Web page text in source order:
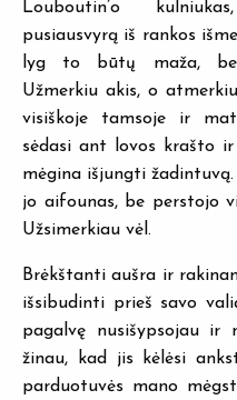
Louboutin’o
pusiausvyrą iš rankos
lyg to būtų maža,
Užmerkiu akis, o
visiškoje tamsoje ir
sėdasi ant lovos krašto
mėgina išjungti žadintuvą.
jo aifounas, be perstojo
Užsimerkiau vėl.
Brėkštanti aušra ir
išsibudinti prieš savo
pagalvę nusišypsojau ir
žinau, kad jis kėlėsi
parduotuvės mano